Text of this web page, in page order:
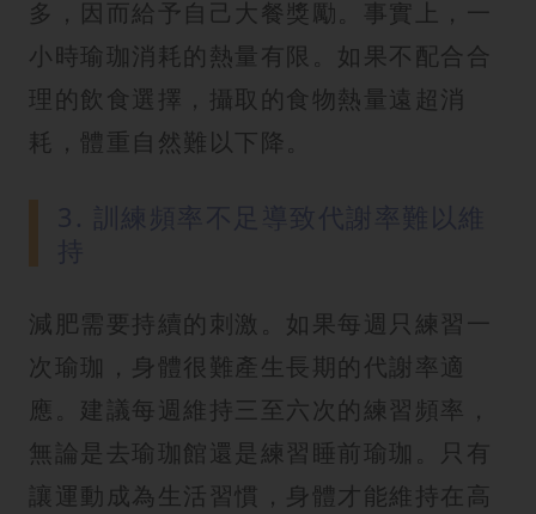
多，因而給予自己大餐獎勵。事實上，一
小時瑜珈消耗的熱量有限。如果不配合合
理的飲食選擇，攝取的食物熱量遠超消
耗，體重自然難以下降。
減肥需要持續的刺激。如果每週只練習一
次瑜珈，身體很難產生長期的代謝率適
應。建議每週維持三至六次的練習頻率，
無論是去瑜珈館還是練習睡前瑜珈。只有
讓運動成為生活習慣，身體才能維持在高